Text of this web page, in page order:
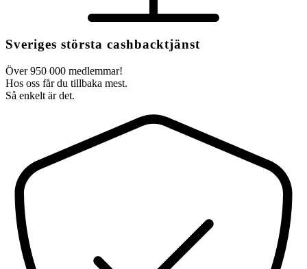
Sveriges största cashbacktjänst
Över 950 000 medlemmar!
Hos oss får du tillbaka mest.
Så enkelt är det.